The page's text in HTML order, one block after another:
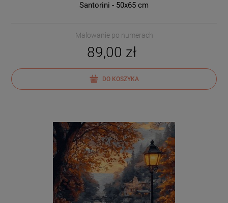
Santorini - 50x65 cm
Malowanie po numerach
89,00 zł
DO KOSZYKA